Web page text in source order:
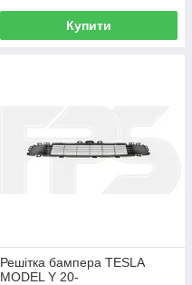
Купити
Решітка бампера TESLA
MODEL Y 20-